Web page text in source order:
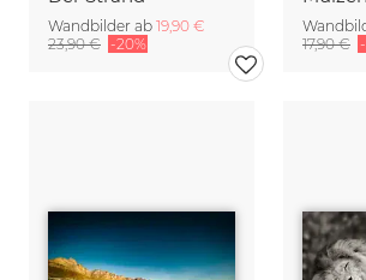
Wandbilder ab 19,90 €
23,90 € -20%
17,90 €